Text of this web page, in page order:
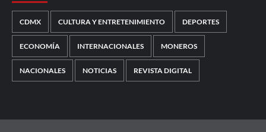
CDMX CULTURA Y ENTRETENIMIENTO DEPORTES
ECONOMÍA INTERNACIONALES MONEROS
NACIONALES NOTICIAS REVISTA DIGITAL